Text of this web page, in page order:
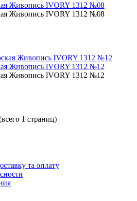
Живопись IVORY 1312 №08
Живопись IVORY 1312 №08
Живопись IVORY 1312 №12
Живопись IVORY 1312 №12
1 страниц)
та оплату